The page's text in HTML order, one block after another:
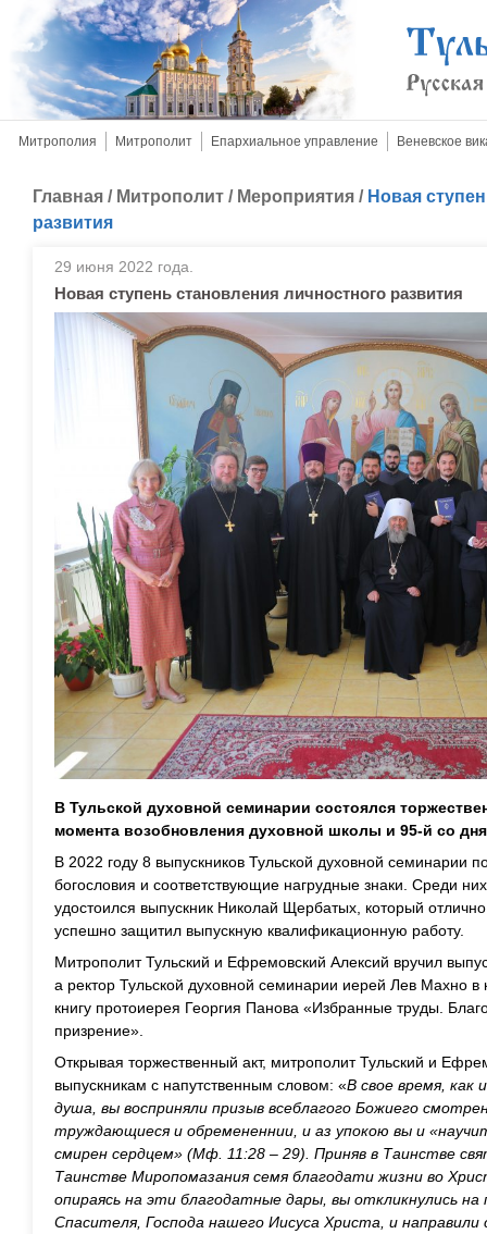
Митрополия Митрополит Епархиальное управление Веневское
Главная / Митрополит / Мероприятия / Новая
развития
29 июня 2022 года.
Новая ступень становления личностного развития
В Тульской духовной семинарии состоялся
момента возобновления духовной школы и 95-й со
В 2022 году 8 выпускников Тульской духовной семинарии
богословия и соответствующие нагрудные знаки. Среди
удостоился выпускник Николай Щербатых, который
успешно защитил выпускную квалификационную работу.
Митрополит Тульский и Ефремовский Алексий вручил
а ректор Тульской духовной семинарии иерей Лев Махно в
книгу протоиерея Георгия Панова «Избранные труды.
призрение».
Открывая торжественный акт, митрополит Тульский и
выпускникам с напутственным словом: «В свое время, как
душа, вы восприняли призыв всеблагого Божиего
труждающиеся и обремененнии, и аз упокою вы и
смирен сердцем» (Мф. 11:28 – 29). Приняв в Таинстве
Таинстве Миропомазания семя благодати жизни во
опираясь на эти благодатные дары, вы откликнулись на
Спасителя, Господа нашего Иисуса Христа, и